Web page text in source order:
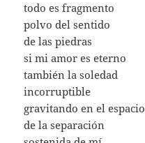
todo es fragmento
polvo del sentido
de las piedras
si mi amor es eterno
también la soledad
incorruptible
gravitando en el espacio
de la separación